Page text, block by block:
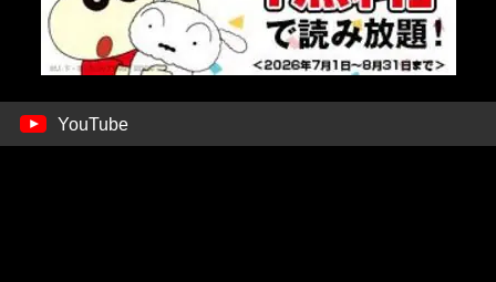
YouTube